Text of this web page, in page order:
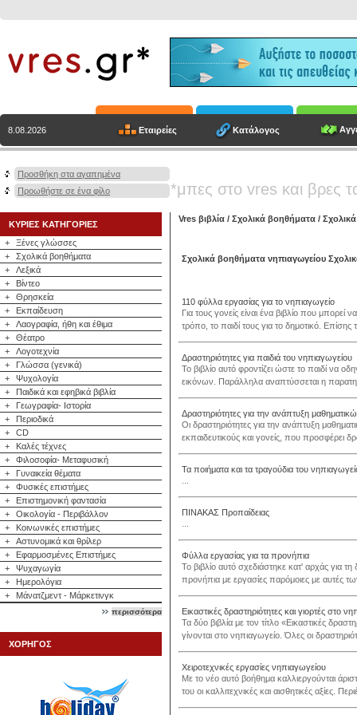
8.08.2026 Εταιρείες Κατάλογος
Προσθήκη στα αγαπημένα
Προωθήστε σε ένα φίλο
*μπες στο vres και βρες
ΚΥΡΙΕΣ ΚΑΤΗΓΟΡΙΕΣ
+
Ξένες γλώσσες
+
Σχολικά βοηθήματα
+
Λεξικά
+
Βίντεο
+
Θρησκεία
+
Εκπαίδευση
+
Λαογραφία, ήθη και έθιμα
+
Θέατρο
+
Λογοτεχνία
+
Γλώσσα (γενικά)
+
Ψυχολογία
+
Παιδικά και εφηβικά βιβλία
+
Γεωγραφία- Ιστορία
+
Περιοδικά
+
CD
+
Καλές τέχνες
+
Φιλοσοφία- Μεταφυσική
+
Γυναικεία θέματα
+
Φυσικές επιστήμες
+
Επιστημονική φαντασία
+
Οικολογία - Περιβάλλον
+
Κοινωνικές επιστήμες
+
Αστυνομικά και θρίλερ
+
Εφαρμοσμένες Επιστήμες
+
Ψυχαγωγία
+
Ημερολόγια
+
Μάνατζμεντ - Μάρκετινγκ
περισσότερα
ΧΟΡΗΓΟΣ
Vres βιβλία / Σχολικά βοηθήματα /
Σχολικά βοηθήματα νηπιαγωγείου
110 φύλλα εργασίας για το νηπιαγωγείο
Για τους γονείς είναι ένα βιβλίο που
τρόπο, το παιδί τους για το δημοτικό.
Δραστηριότητες για παιδιά του νηπιαγωγείου
Το βιβλίο αυτό φροντίζει ώστε το παιδί
εικόνων. Παράλληλα αναπτύσσεται η
Δραστηριότητες για την ανάπτυξη
Οι δραστηριότητες για την ανάπτυξη
εκπαιδευτικούς και γονείς, που προσφέρει
Τα ποιήματα και τα τραγούδια του
ΠΙΝΑΚΑΣ Προπαίδειας
Φύλλα εργασίας για τα προνήπια
Το βιβλίο αυτό σχεδιάστηκε κατ' αρχάς για
προνήπια με εργασίες παρόμοιες με αυτές
Εικαστικές δραστηριότητες και γιορτές στο
Τα δύο βιβλία με τον τίτλο «Εικαστικές
γίνονται στο νηπιαγωγείο. Όλες οι
Χειροτεχνικές εργασίες νηπιαγωγείου
Με το νέο αυτό βοήθημα καλλιεργούνται
του οι καλλιτεχνικές και αισθητικές αξίες.